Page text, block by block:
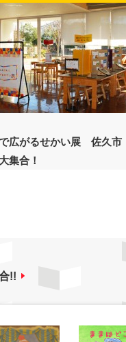
広がるせかい展 佐久市
集合！
!!